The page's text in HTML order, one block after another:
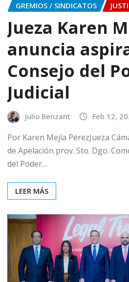
GREMIOS / SINDICATOS
Jueza Karen
anuncia
Consejo del
Judicial
Julio Benzant Feb 12,
Por Karen Mejía PérezJueza
de Apelación prov. Sto. Dgo.
del Poder…
LEER MÁS